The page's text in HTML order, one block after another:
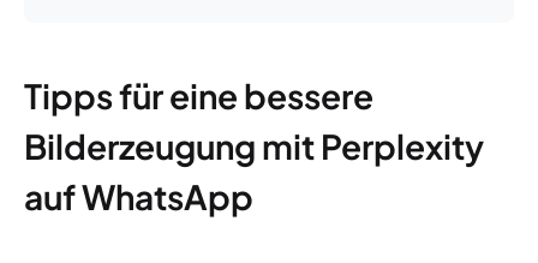
Tipps für eine bessere
Bilderzeugung mit Perplexity
auf WhatsApp